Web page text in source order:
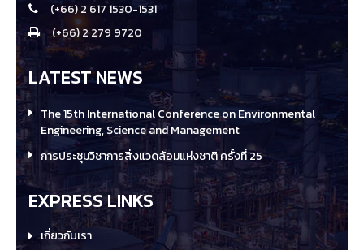
(+66) 2 617 1530-1531
(+66) 2 279 9720
LATEST NEWS
The 15th International Conference on Environmental
Engineering, Science and Management
การประชุมวิชาการสิ่งแวดล้อมแห่งชาติ ครั้งที่ 25
EXPRESS LINKS
เกี่ยวกับเรา